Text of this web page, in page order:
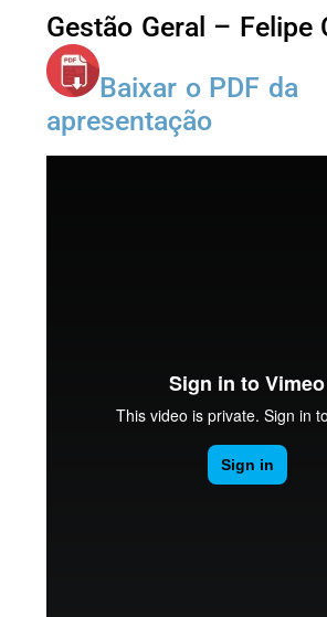
Gestão Geral – Felipe
Baixar o PDF da
apresentação